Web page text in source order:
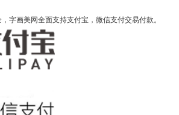
字画美网全面支持支付宝，微信支付交易付款。